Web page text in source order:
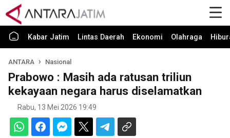
Kabar Jatim Lintas Daerah Ekonomi Olahraga
ANTARA Nasional
Prabowo : Masih ada ratusan triliun
kekayaan negara harus diselamatkan
Rabu, 13 Mei 2026 19:49